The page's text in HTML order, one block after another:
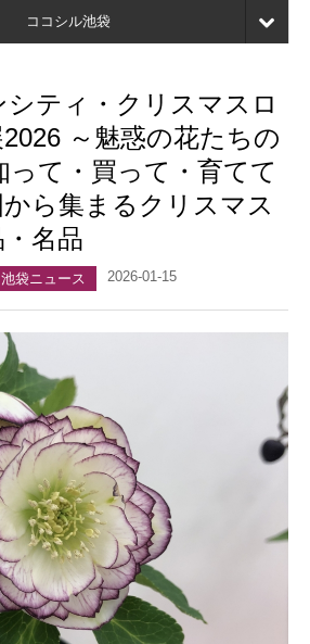
ココシル池袋
ティ・クリスマスロ
～魅惑の花たちの
って・買って・育てて
ら集まるクリスマス
名品
池袋ニュース 2026-01-15